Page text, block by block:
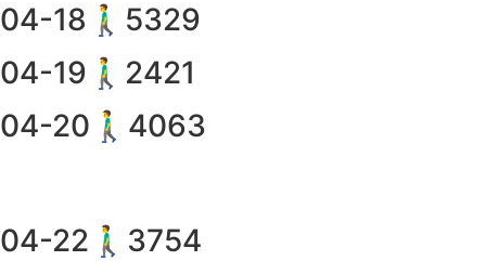
04-18🚶‍♂️5329
04-19🚶‍♂️2421
04-20🚶‍♂️4063
04-22🚶‍♂️3754